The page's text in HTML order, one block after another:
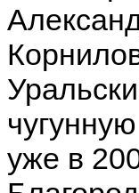
уже в